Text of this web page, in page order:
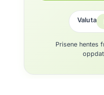
Valuta
Prisene hentes